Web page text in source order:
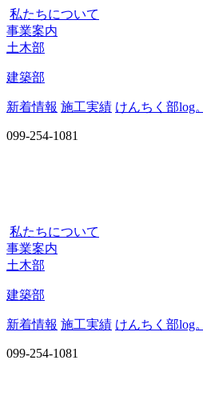
私たちについて
事業案内
土木部
建築部
新着情報 施工実績 けんちく部log。
099-254-1081
私たちについて
事業案内
土木部
建築部
新着情報 施工実績 けんちく部log。
099-254-1081